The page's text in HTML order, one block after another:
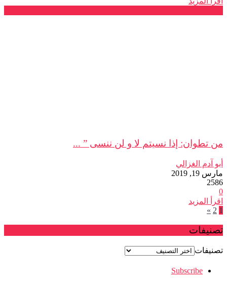
من تطوان: إذا نسيتم لا و لن ننسى ” ...
أبو آدم الغزالي
مارس 19, 2019
2586
0
اقرأ المزيد
1
2
»
تصنيفات
تصنيفات
Subscribe